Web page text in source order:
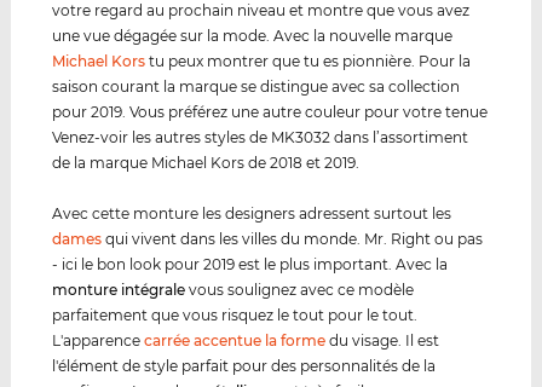
votre regard au prochain niveau et montre que vous avez
une vue dégagée sur la mode. Avec la nouvelle marque
Michael Kors tu peux montrer que tu es pionnière. Pour la
saison courant la marque se distingue avec sa collection
pour 2019. Vous préférez une autre couleur pour votre tenue
Venez-voir les autres styles de MK3032 dans l’assortiment
de la marque Michael Kors de 2018 et 2019.
Avec cette monture les designers adressent surtout les
dames qui vivent dans les villes du monde. Mr. Right ou pas
- ici le bon look pour 2019 est le plus important. Avec la
monture intégrale vous soulignez avec ce modèle
parfaitement que vous risquez le tout pour le tout.
L'apparencecarrée accentue la forme du visage. Il est
l'élément de style parfait pour des personnalités de la